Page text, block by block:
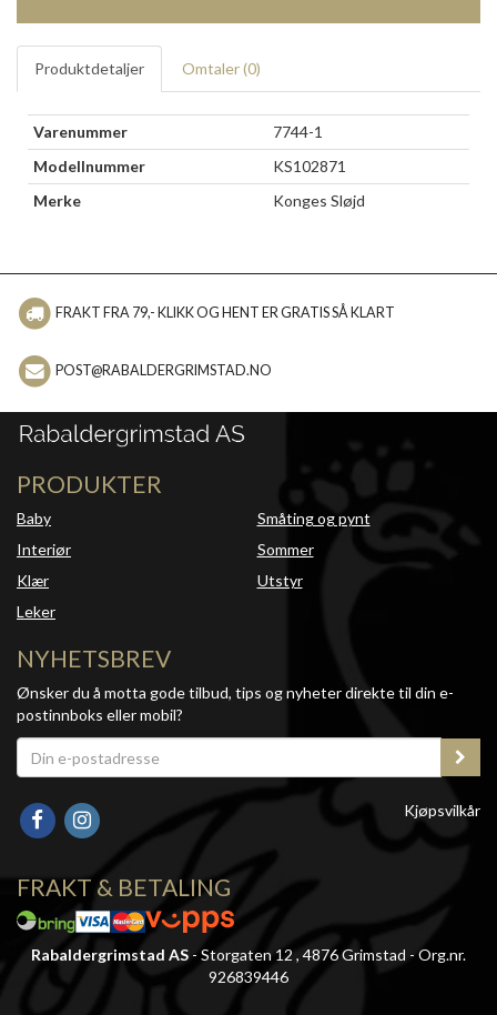
Produktdetaljer Omtaler (0)
Varenummer
7744-1
Modellnummer
KS102871
Merke
Konges Sløjd
FRAKT FRA 79,- KLIKK OG HENT ER GRATIS SÅ KLART
POST@RABALDERGRIMSTAD.NO
PRODUKTER
Baby
Interiør
Klær
Leker
Småting og pynt
Sommer
Utstyr
NYHETSBREV
Ønsker du å motta gode tilbud, tips og nyheter direkte til din e-
postinnboks eller mobil?
Kjøpsvilkår
FRAKT & BETALING
Rabaldergrimstad AS - Storgaten 12 , 4876 Grimstad - Org.nr.
926839446